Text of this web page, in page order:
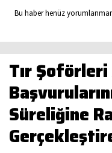
Bu haber henüz
Tır
Süreliğine